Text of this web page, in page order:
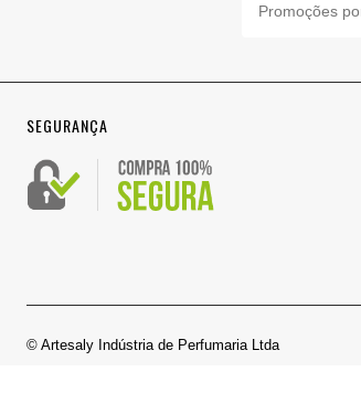
SEGURANÇA
© Artesaly Indústria de Perfumaria Ltda